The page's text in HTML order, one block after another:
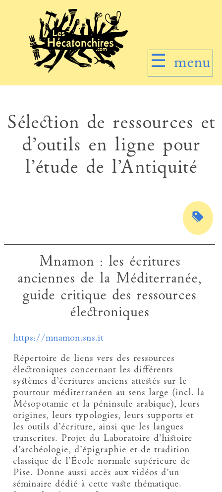
☰ menu
Sélection de ressources et
d’outils en ligne pour
l’étude de l’Antiquité
Mnamon : les écritures
anciennes de la Méditerranée,
guide critique des ressources
électroniques
https://mnamon.sns.it
Répertoire de liens vers des ressources
électroniques concernant les différents
systèmes d’écritures anciens attestés sur le
pourtour méditerranéen au sens large (incl. la
Mésopotamie et la péninsule arabique), leurs
origines, leurs typologies, leurs supports et
les outils d’écriture, ainsi que les langues
transcrites. Projet du Laboratoire d’histoire
d’archéologie, d’épigraphie et de tradition
classique de l’École normale supérieure de
Pise. Donne aussi accès aux vidéos d’un
séminaire dédié à cette vaste thématique.